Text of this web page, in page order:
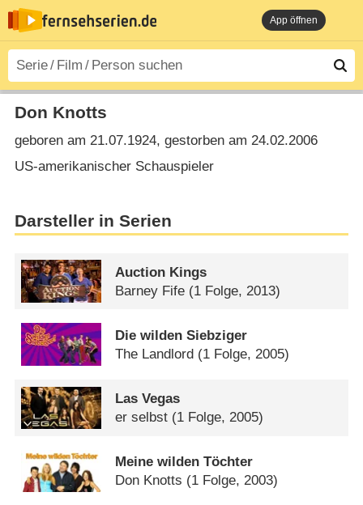
App öffnen
Don Knotts
geboren am 21.07.1924, gestorben am 24.02.2006
US-amerikanischer Schauspieler
Darsteller in Serien
Auction Kings
Barney Fife (1 Folge, 2013)
Die wilden Siebziger
The Landlord (1 Folge, 2005)
Las Vegas
er selbst (1 Folge, 2005)
Meine wilden Töchter
Don Knotts (1 Folge, 2003)